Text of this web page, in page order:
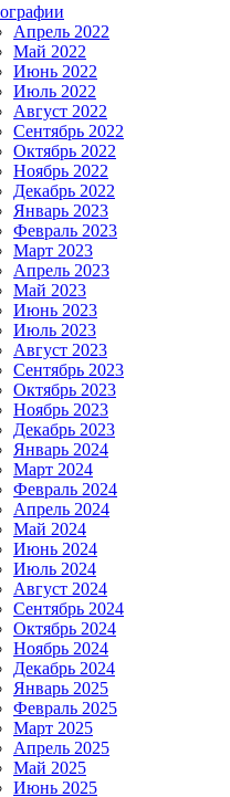
Апрель 2022
Май 2022
Июнь 2022
Июль 2022
Август 2022
Сентябрь 2022
Октябрь 2022
Ноябрь 2022
Декабрь 2022
Январь 2023
Февраль 2023
Март 2023
Апрель 2023
Май 2023
Июнь 2023
Июль 2023
Август 2023
Сентябрь 2023
Октябрь 2023
Ноябрь 2023
Декабрь 2023
Январь 2024
Март 2024
Февраль 2024
Апрель 2024
Май 2024
Июнь 2024
Июль 2024
Август 2024
Сентябрь 2024
Октябрь 2024
Ноябрь 2024
Декабрь 2024
Январь 2025
Февраль 2025
Март 2025
Апрель 2025
Май 2025
Июнь 2025